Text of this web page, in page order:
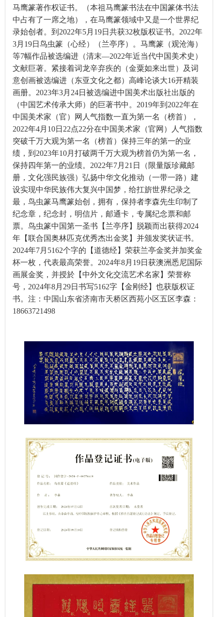
马鹰篆著作权证书。（本祖马鹰篆书法在中国篆体书法
中占有了一席之地），在马鹰篆领域中又是一个世界纪
录始创者。到2022年5月19日共获32枚版权证书。2022年
3月19日鸟虫篆（心经）（兰亭序）。马鹰篆（观沧海）
等7幅作品被选编进（清末—2022年近当代中国美术史）
文献巨著。紧接着词龙辛弃疾的（金粟如来出世）及词
意创画被选编进（东亚文化之都）高峰论谈大16开精装
画册。2023年3月24日被选编进中国美术出版社出版的
（中国艺术传承大师）的巨著书中。2019年到2022年在
中国美术家（官）网人气指数一直为第一名（榜首），
2022年4月10日22点22分在中国美术家（官网）人气指数
突破千万大观为第一名（榜首）保持三年的第一的业
绩，到2023年10月打破两千万大观为榜首仍为第一名，
保持四年第一的业绩。2022年7月21日（限量版珍藏邮
册，文化强民族强）弘扬中华文化推动（一带一路）建
设实现中华民族伟大复兴中国梦，给扛旂世界纪录之
最，鸟虫篆马鹰篆始创，拥有，保持者李森先生印制了
纪念章，纪念封，明信片，邮通卡，专属纪念票和邮
票。鸟虫篆中国第一圣书【兰亭序】脱颖而出获得2024
年【联合国奥林匹克优秀杰出金奖】并颁发奖状证书。
2024年7月5162个字的【道德经】荣获兰亭金奖并加奖金
杯一枚，代表最高荣誉。2024年8月19日获澳洲悉尼国际
画展金奖，并授於【中外文化交流艺术名家】荣誉称
号，2024年8月29日书写5162字【金刚经】也获版权证
书。注：中国山东省济南市天桥区西苑小区五区李森：
18663721498